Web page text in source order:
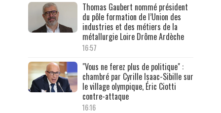
Thomas Gaubert nommé président
du pôle formation de l’Union des
industries et des métiers de la
métallurgie Loire Drôme Ardèche
16:57
"Vous ne ferez plus de politique" :
chambré par Cyrille Isaac-Sibille sur
le village olympique, Éric Ciotti
contre-attaque
16:16